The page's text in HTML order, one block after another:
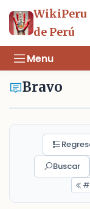
WikiPeru
de Perú
Menu
Bravo
Buscar